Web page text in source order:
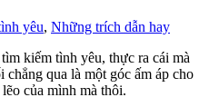
yêu, Những trích dẫn hay
kiếm tình yêu, thực ra cái mà
qua là một góc ấm áp cho
của mình mà thôi.